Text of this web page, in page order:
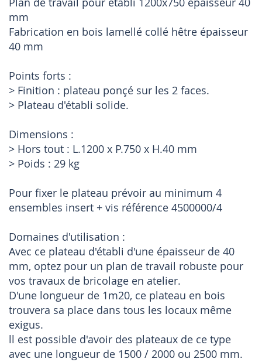
mm
Fabrication en bois lamellé collé hêtre épaisseur
40 mm
Points forts :
> Finition : plateau ponçé sur les 2 faces.
> Plateau d'établi solide.
Dimensions :
> Hors tout : L.1200 x P.750 x H.40 mm
> Poids : 29 kg
Pour fixer le plateau prévoir au minimum 4
ensembles insert + vis référence 4500000/4
Domaines d'utilisation :
Avec ce plateau d'établi d'une épaisseur de 40
mm, optez pour un plan de travail robuste pour
vos travaux de bricolage en atelier.
D'une longueur de 1m20, ce plateau en bois
trouvera sa place dans tous les locaux même
exigus.
ll est possible d'avoir des plateaux de ce type
avec une longueur de 1500 / 2000 ou 2500 mm.